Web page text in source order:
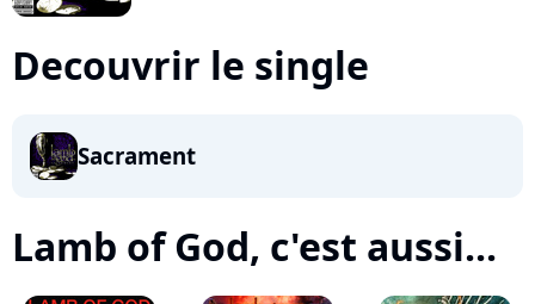
Decouvrir le single
Sacrament
Lamb of God, c'est aussi...